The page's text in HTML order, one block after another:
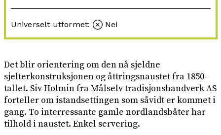
Universelt utformet: Nei
Det blir orientering om den nå sjeldne
sjelterkonstruksjonen og åttringsnaustet fra 1850-
tallet. Siv Holmin fra Målselv tradisjonshandverk AS
forteller om istandsettingen som såvidt er kommet i
gang. To interressante gamle nordlandsbåter har
tilhold i naustet. Enkel servering.